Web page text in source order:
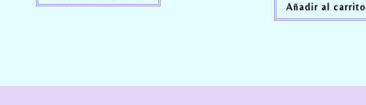
Añadir al carrito